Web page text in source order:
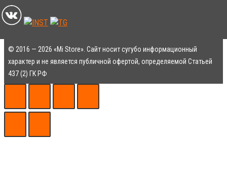
© 2016 — 2026 «Mi Store». Сайт носит сугубо информационный
характер и не является публичной офертой, определяемой Статьей
437 (2) ГК РФ